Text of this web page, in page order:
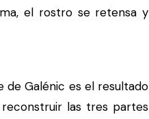
el rostro se retensa y
de Galénic es el resultado
las tres partes